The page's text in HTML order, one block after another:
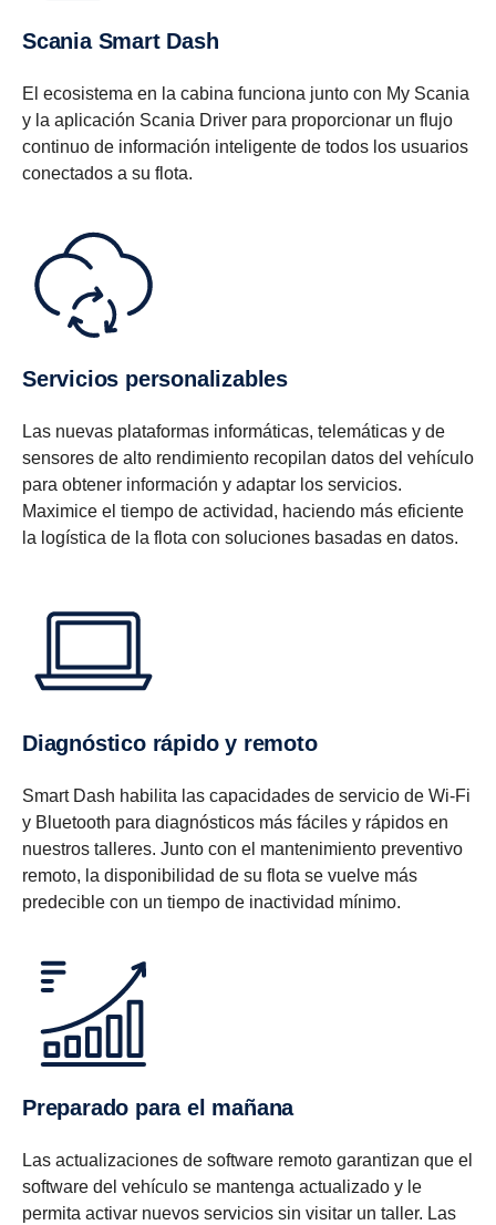
Scania Smart Dash
El ecosistema en la cabina funciona junto con My Scania
y la aplicación Scania Driver para proporcionar un flujo
continuo de información inteligente de todos los usuarios
conectados a su flota.
Servicios personalizables
Las nuevas plataformas informáticas, telemáticas y de
sensores de alto rendimiento recopilan datos del vehículo
para obtener información y adaptar los servicios.
Maximice el tiempo de actividad, haciendo más eficiente
la logística de la flota con soluciones basadas en datos.
Diagnóstico rápido y remoto
Smart Dash habilita las capacidades de servicio de Wi-Fi
y Bluetooth para diagnósticos más fáciles y rápidos en
nuestros talleres. Junto con el mantenimiento preventivo
remoto, la disponibilidad de su flota se vuelve más
predecible con un tiempo de inactividad mínimo.
Preparado para el mañana
Las actualizaciones de software remoto garantizan que el
software del vehículo se mantenga actualizado y le
permita activar nuevos servicios sin visitar un taller. Las